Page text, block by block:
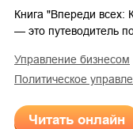
Книга "Впереди всех:
— это путеводитель
управление бизнесом
политическое
Читать онлайн